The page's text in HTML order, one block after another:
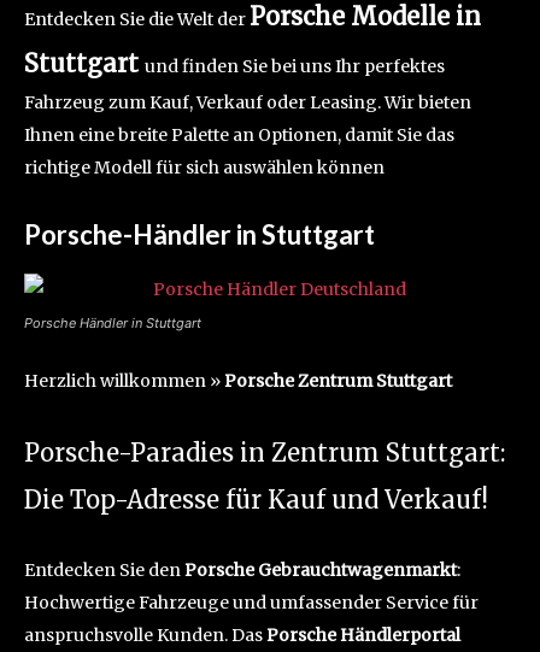
Entdecken Sie die Welt der Porsche Modelle in
Stuttgart und finden Sie bei uns Ihr perfektes
Fahrzeug zum Kauf, Verkauf oder Leasing. Wir bieten
Ihnen eine breite Palette an Optionen, damit Sie das
richtige Modell für sich auswählen können
Porsche-Händler in Stuttgart
Porsche Händler in Stuttgart
Herzlich willkommen »Porsche Zentrum Stuttgart
Porsche-Paradies in Zentrum Stuttgart:
Die Top-Adresse für Kauf und Verkauf!
Entdecken Sie denPorsche Gebrauchtwagenmarkt:
Hochwertige Fahrzeuge und umfassender Service für
anspruchsvolle Kunden. DasPorsche Händlerportal